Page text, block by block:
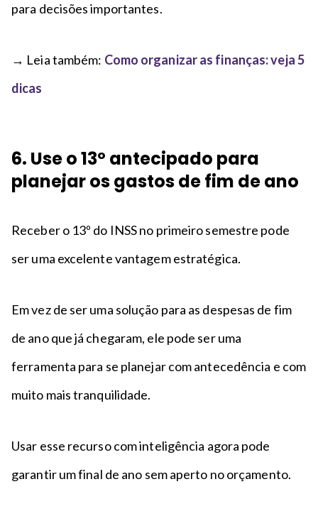
para decisões importantes.
→ Leia também: Como organizar as finanças: veja 5
dicas
6. Use o 13º antecipado para
planejar os gastos de fim de ano
Receber o 13º do INSS no primeiro semestre pode
ser uma excelente vantagem estratégica.
Em vez de ser uma solução para as despesas de fim
de ano que já chegaram, ele pode ser uma
ferramenta para se planejar com antecedência e com
muito mais tranquilidade.
Usar esse recurso com inteligência agora pode
garantir um final de ano sem aperto no orçamento.